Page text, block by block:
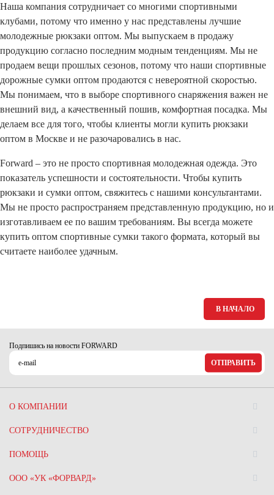
Наша компания сотрудничает со многими спортивными
клубами, потому что именно у нас представлены лучшие
молодежные рюкзаки оптом. Мы выпускаем в продажу
продукцию согласно последним модным тенденциям. Мы не
продаем вещи прошлых сезонов, потому что наши спортивные
дорожные сумки оптом продаются с невероятной скоростью.
Мы понимаем, что в выборе спортивного снаряжения важен не
внешний вид, а качественный пошив, комфортная посадка. Мы
делаем все для того, чтобы клиенты могли купить рюкзаки
оптом в Москве и не разочаровались в нас.
Forward – это не просто спортивная молодежная одежда. Это
показатель успешности и состоятельности. Чтобы купить
рюкзаки и сумки оптом, свяжитесь с нашими консультантами.
Мы не просто распространяем представленную продукцию, но и
изготавливаем ее по вашим требованиям. Вы всегда можете
купить оптом спортивные сумки такого формата, который вы
считаете наиболее удачным.
В НАЧАЛО
Подпишись на новости FORWARD
ОТПРАВИТЬ
О КОМПАНИИ
СОТРУДНИЧЕСТВО
ПОМОЩЬ
ООО «УК «ФОРВАРД»